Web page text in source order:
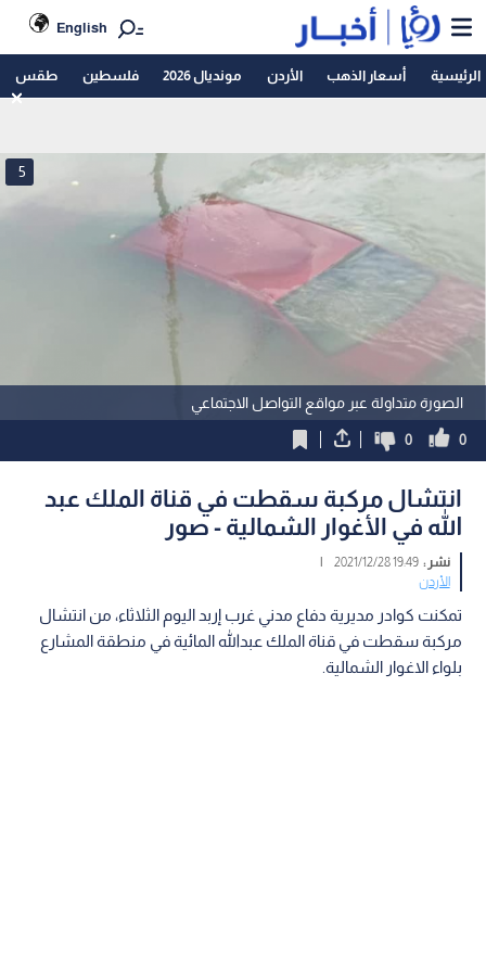
English
الرئيسية أسعار الذهب الأردن مونديال 2026 فلسطين طقس
الصورة متداولة عبر مواقع التواصل الاجتماعي
5
0
0
انتشال مركبة سقطت في قناة الملك عبد
الله في الأغوار الشمالية - صور
نشر :19:49 2021/12/28
|
الأردن
تمكنت كوادر مديرية دفاع مدني غرب إربد اليوم الثلاثاء، من انتشال
مركبة سقطت في قناة الملك عبدالله المائية في منطقة المشارع
بلواء الاغوار الشمالية.